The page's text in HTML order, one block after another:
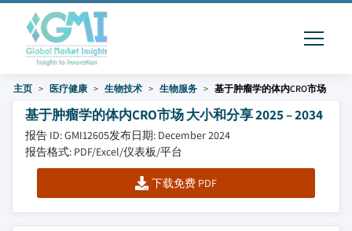
主页 医疗健康 生物技术 生物服务 基于肿瘤学的体内CRO市场
基于肿瘤学的体内CRO市场 大小和分享 2025 – 2034
报告 ID: GMI12605发布日期: December 2024
报告格式: PDF/Excel/仪表板/平台
下载免费 PDF